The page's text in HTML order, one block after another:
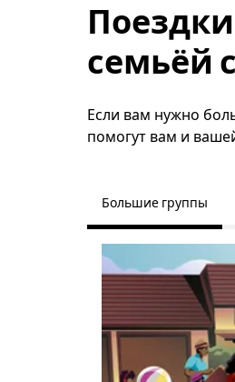
семьёй
Если вам нужно
помогут вам и
Большие группы